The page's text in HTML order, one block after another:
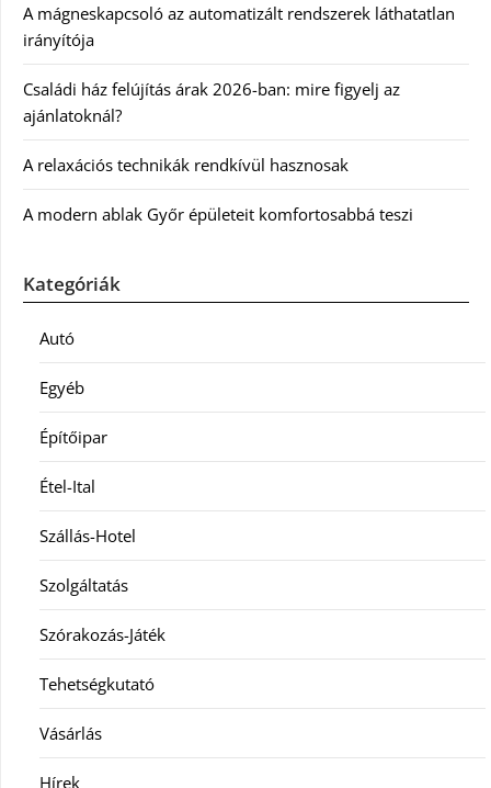
A mágneskapcsoló az automatizált rendszerek láthatatlan
irányítója
Családi ház felújítás árak 2026-ban: mire figyelj az
ajánlatoknál?
A relaxációs technikák rendkívül hasznosak
A modern ablak Győr épületeit komfortosabbá teszi
Kategóriák
Autó
Egyéb
Építőipar
Étel-Ital
Szállás-Hotel
Szolgáltatás
Szórakozás-Játék
Tehetségkutató
Vásárlás
Hírek